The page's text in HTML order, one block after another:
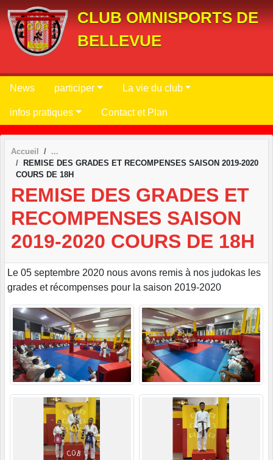
CLUB OMNISPORTS DE
BELLEVUE
News participer La vie du club
infos pratiques Contact et Plan
Accueil
REMISE DES GRADES ET RECOMPENSES SAISON 2019-2020
COURS DE 18H
REMISE DES GRADES ET
RECOMPENSES SAISON
2019-2020 COURS DE 18H
Le 05 septembre 2020 nous avons remis à nos judokas les
grades et récompenses pour la saison 2019-2020
Panneau de gestion des cookies